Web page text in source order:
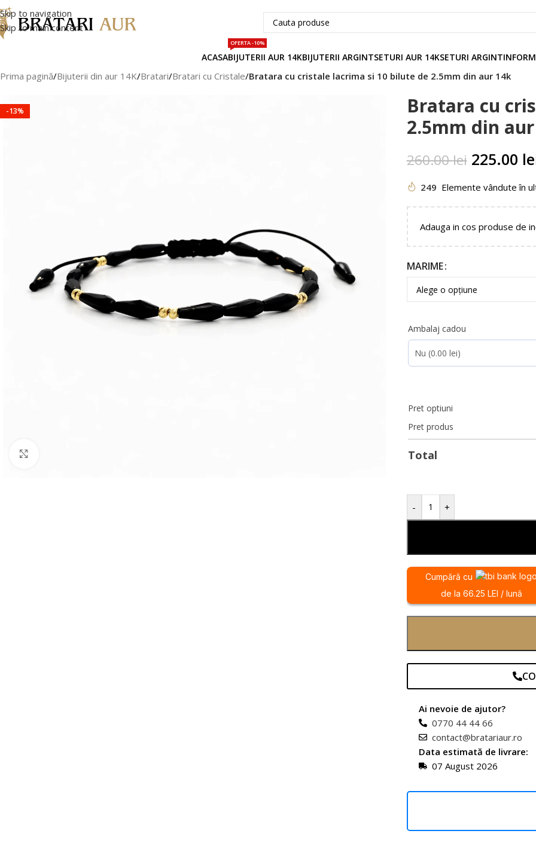
Skip to navigation
Skip to main content
ACASABIJUTERII AUR 14K
OFERTA -10%
BIJUTERII ARGINTSETURI AUR 14KSETURI ARGINT
Prima pagină/Bijuterii din aur 14K/Bratari/Bratari cu Cristale/Bratara cu cristale lacrima si 10 bilute de 2.5mm din aur 14k
-13%
Bratara cu
2.5mm din
260.00lei 225.00
249 Elemente vândute în
Adauga in cos produse de
MARIME
Ambalaj cadou
Pret optiuni
Pret produs
Total
- +
Cumpără cu
de la 66.25 LEI / lună
Ai nevoie de ajutor?
0770 44 44 66
contact@bratariaur.ro
Data estimată de livrare:
07 August 2026